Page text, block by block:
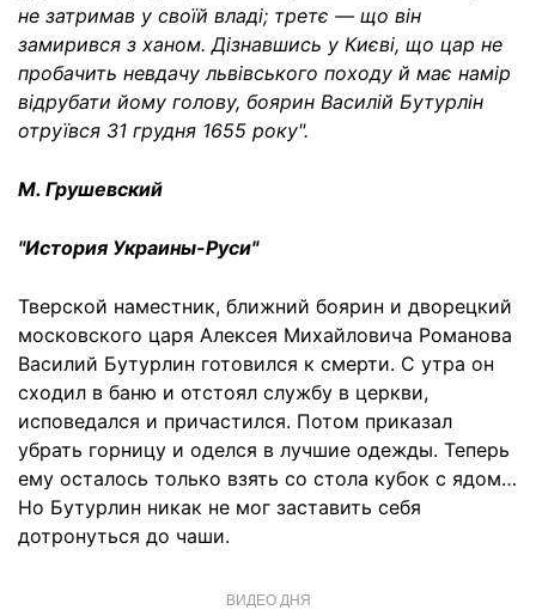
не затримав у своїй владі; третє — що він
замирився з ханом. Дізнавшись у Києві, що цар не
пробачить невдачу львівського походу й має намір
відрубати йому голову, боярин Василій Бутурлін
отруївся 31 грудня 1655 року".
М. Грушевский
"История Украины-Руси"
Тверской наместник, ближний боярин и дворецкий
московского царя Алексея Михайловича Романова
Василий Бутурлин готовился к смерти. С утра он
сходил в баню и отстоял службу в церкви,
исповедался и причастился. Потом приказал
убрать горницу и оделся в лучшие одежды. Теперь
ему осталось только взять со стола кубок с ядом…
Но Бутурлин никак не мог заставить себя
дотронуться до чаши.
ВИДЕО ДНЯ